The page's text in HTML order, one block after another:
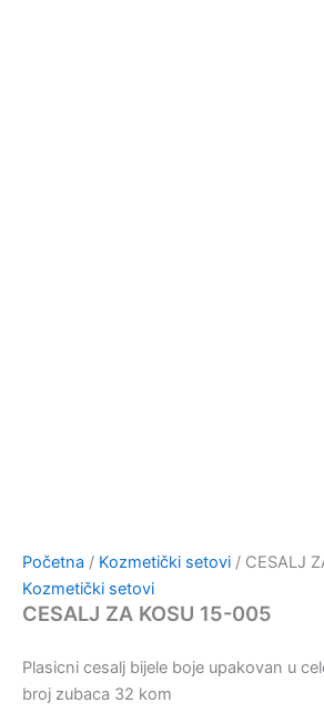
Početna / Kozmetički setovi / CESALJ
Kozmetički setovi
CESALJ ZA KOSU 15-005
Plasicni cesalj bijele boje upakovan u
broj zubaca 32 kom